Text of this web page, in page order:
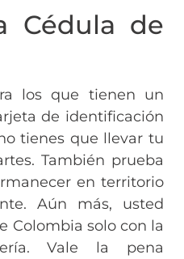
Cédula de
los que tienen un
de identificación
tienes que llevar tu
También prueba
en territorio
Aún más, usted
Colombia solo con la
Vale la pena